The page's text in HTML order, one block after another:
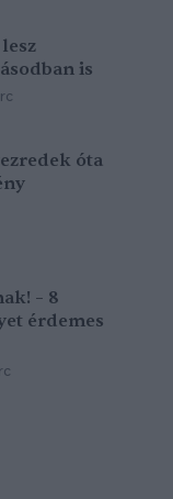
is
óta
– 8
érdemes